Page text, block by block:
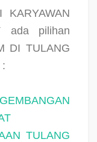
KARYAWAN
ada pilihan
DI TULANG
TULANG